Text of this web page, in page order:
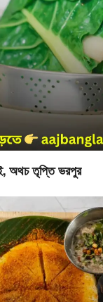
অথচ তৃপ্তি ভরপুর